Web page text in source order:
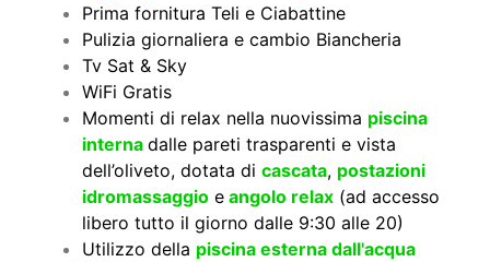
Prima fornitura Teli e Ciabattine
Pulizia giornaliera e cambio Biancheria
Tv Sat & Sky
WiFi Gratis
Momenti di relax nella nuovissima piscina
interna dalle pareti trasparenti e vista
dell’oliveto, dotata di cascata, postazioni
idromassaggio e angolo relax (ad accesso
libero tutto il giorno dalle 9:30 alle 20)
Utilizzo della piscina esterna dall'acqua